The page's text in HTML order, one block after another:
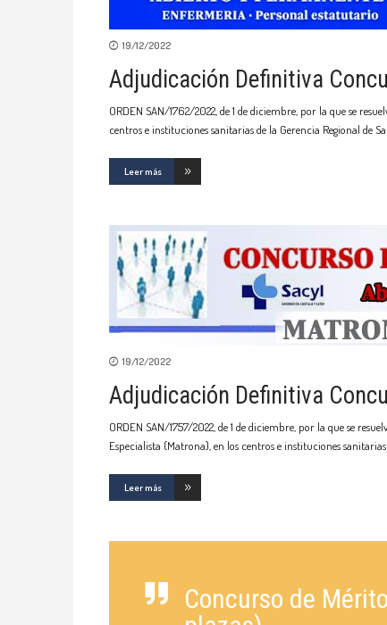
19/12/2022
Adjudicación Definitiva
ORDEN SAN/1762/2022, de 1 de diciembre, por la que se
centros e instituciones sanitarias de la Gerencia Regional de
Leer más
19/12/2022
Adjudicación Definitiva
ORDEN SAN/1757/2022, de 1 de diciembre, por la que se
Especialista (Matrona), en los centros e instituciones
Leer más
Concurso de